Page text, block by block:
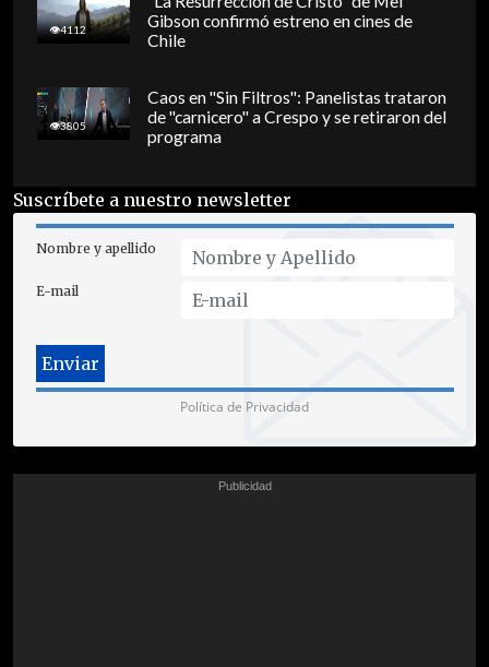
4112
Gibson confirmó estreno en cines de
Chile
3805
Caos en "Sin Filtros": Panelistas trataron
de "carnicero" a Crespo y se retiraron del
programa
Suscríbete a nuestro newsletter
Nombre y apellido
E-mail
Política de Privacidad